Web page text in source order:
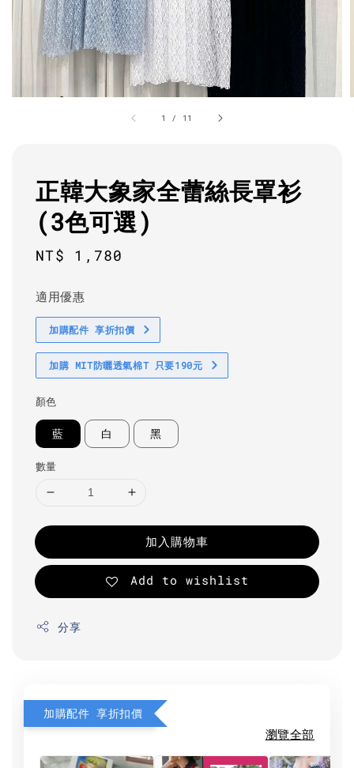
1 / 11
正韓大象家全蕾絲長罩衫
(3色可選)
Regular
NT$ 1,780
適用優惠
加購配件 享折扣價
加購 MIT防曬透氣棉T 只要190元
顏色
藍 白 黑
數量
加入購物車
Add to wishlist
分享
加購配件 享折扣價
瀏覽全部